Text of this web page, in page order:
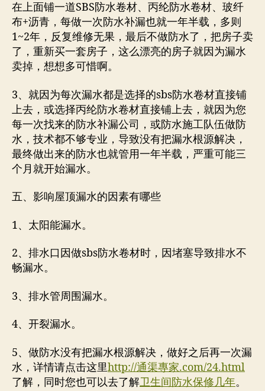
在上面铺一道SBS防水卷材、丙纶防水卷材、玻纤
布+沥青，每做一次防水补漏也就一年半载，多则
1~2年，反复维修无果，最后不做防水了，把房子卖
了，重新买一套房子，这么漂亮的房子就因为漏水
卖掉，想想多可惜啊。
3、就因为每次漏水都是选择的sbs防水卷材直接铺
上去，或选择丙纶防水卷材直接铺上去，就因为您
每一次找来的防水补漏公司，或防水施工队伍做防
水，技术都不够专业，导致没有把漏水根源解决，
最终做出来的防水也就管用一年半载，严重可能三
个月就开始漏水。
五、影响屋顶漏水的因素有哪些
1、太阳能漏水。
2、排水口因做sbs防水卷材时，因堵塞导致排水不
畅漏水。
3、排水管周围漏水。
4、开裂漏水。
5、做防水没有把漏水根源解决，做好之后再一次漏
水，详情请点击这里http://通渠專家.com/24.html
了解，同时您也可以去了解卫生间防水保修几年。